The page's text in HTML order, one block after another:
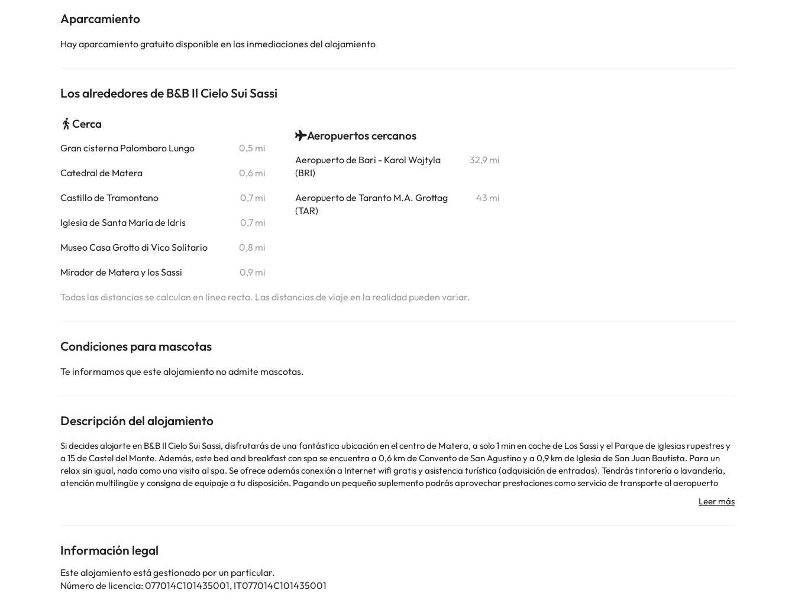
Aparcamiento
Hay aparcamiento gratuito disponible en las inmediaciones del alojamiento
Los alrededores de B&B Il Cielo Sui Sassi
Cerca
Gran cisterna Palombaro Lungo 0,5 mi
Catedral de Matera 0,6 mi
Castillo de Tramontano 0,7 mi
Iglesia de Santa María de Idris 0,7 mi
Museo Casa Grotto di Vico Solitario 0,8 mi
Mirador de Matera y los Sassi 0,9 mi
Aeropuertos cercanos
Aeropuerto de Bari - Karol Wojtyla
(BRI)
32,9 mi
Aeropuerto de Taranto M.A. Grottag
(TAR)
43 mi
Todas las distancias se calculan en línea recta. Las distancias de viaje en la realidad pueden variar.
Condiciones para mascotas
Te informamos que este alojamiento no admite mascotas.
Descripción del alojamiento
Si decides alojarte en B&B Il Cielo Sui Sassi, disfrutarás de una fantástica ubicación en el centro de Matera, a solo 1 min en coche de Los Sassi y el Parque de iglesias rupestres y
a 15 de Castel del Monte. Además, este bed and breakfast con spa se encuentra a 0,6 km de Convento de San Agustino y a 0,9 km de Iglesia de San Juan Bautista. Para un
relax sin igual, nada como una visita al spa. Se ofrece además conexión a Internet wifi gratis y asistencia turística (adquisición de entradas). Tendrás tintorería o lavandería,
atención multilingüe y consigna de equipaje a tu disposición. Pagando un pequeño suplemento podrás aprovechar prestaciones como servicio de transporte al aeropuerto
(ida y vuelta) (disponible las 24 horas) y aparcamiento sin asistencia gratuito. En B&B Il Cielo Sui Sassi tienes un restaurante a tu disposición para comer algo. Se ofrece un
desayuno típico de la región gratuito todos los días de 7:30 a 10:00. Reserva una de las 2 habitaciones climatizadas, todas equipadas con chimenea y televisión de pantalla
Algunos de los servicios detallados pueden ser de pago. Puedes consultar sus tarifas directamente en el establecimiento. Toda la información de esta ficha está sujeta a
Información legal
Este alojamiento está gestionado por un particular.
Número de licencia: 077014C101435001, IT077014C101435001